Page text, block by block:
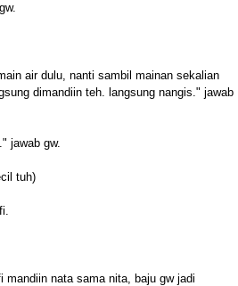
air dulu, nanti sambil mainan sekalian
dimandiin teh. langsung nangis." jawab
jawab gw.
tuh)
mandiin nata sama nita, baju gw jadi